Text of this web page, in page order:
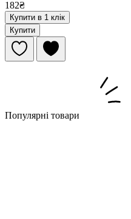
182₴
Купити в 1 клік
Купити
Популярні товари